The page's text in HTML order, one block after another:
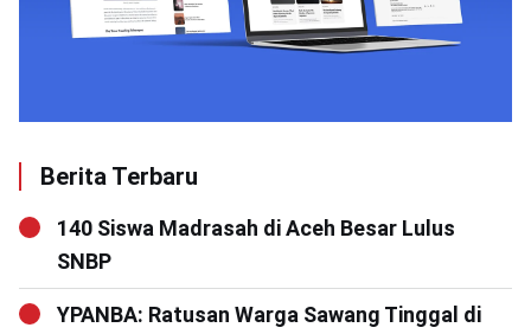
Berita Terbaru
140 Siswa Madrasah di Aceh Besar Lulus
SNBP
YPANBA: Ratusan Warga Sawang Tinggal di